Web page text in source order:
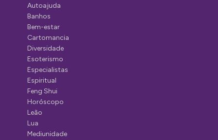
Autoajuda
Banhos
Bem-estar
Cartomancia
Diversidade
Esoterismo
Especialistas
Espiritual
Feng Shui
Horóscopo
Leão
Lua
Mediunidade